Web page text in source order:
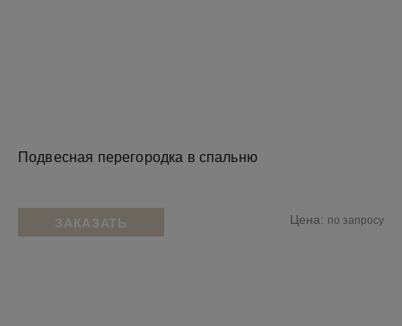
Подвесная перегородка в спальню
ЗАКАЗАТЬ Цена: по запросу